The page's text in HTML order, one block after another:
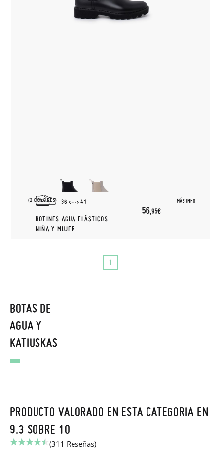
(2 COLORES) MÁS INFO
36 41
BOTINES AGUA ELÁSTICOS
NIÑA Y MUJER
56,95€
1
BOTAS DE
AGUA Y
KATIUSKAS
PRODUCTO VALORADO EN ESTA CATEGORIA EN
9.3 SOBRE 10
(311 Reseñas)